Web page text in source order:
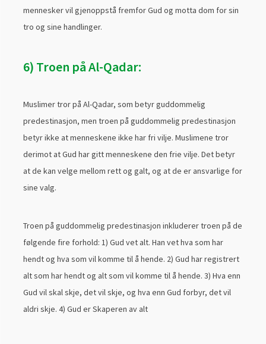
mennesker vil gjenoppstå fremfor Gud og motta dom for sin
tro og sine handlinger.
6) Troen på Al-Qadar:
Muslimer tror på Al-Qadar, som betyr guddommelig
predestinasjon, men troen på guddommelig predestinasjon
betyr ikke at menneskene ikke har fri vilje. Muslimene tror
derimot at Gud har gitt menneskene den frie vilje. Det betyr
at de kan velge mellom rett og galt, og at de er ansvarlige for
sine valg.
Troen på guddommelig predestinasjon inkluderer troen på de
følgende fire forhold: 1) Gud vet alt. Han vet hva som har
hendt og hva som vil komme til å hende. 2) Gud har registrert
alt som har hendt og alt som vil komme til å hende. 3) Hva enn
Gud vil skal skje, det vil skje, og hva enn Gud forbyr, det vil
aldri skje. 4) Gud er Skaperen av alt